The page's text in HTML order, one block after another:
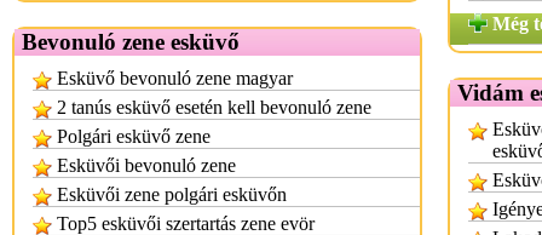
Bevonuló zene esküvő
Esküvő bevonuló zene magyar
2 tanús esküvő esetén kell bevonuló zene
Polgári esküvő zene
Esküvői bevonuló zene
Esküvői zene polgári esküvőn
Top5 esküvői szertartás zene evör
Még
Vidám